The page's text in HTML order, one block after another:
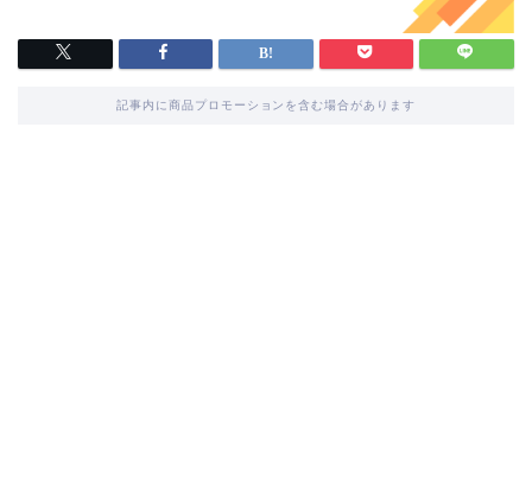
記事内に商品プロモーションを含む場合があります